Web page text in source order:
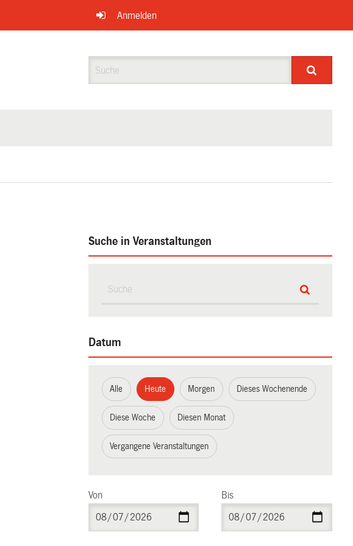
Anmelden
Suche in Veranstaltungen
Datum
Alle Heute Morgen Dieses Wochenende
Diese Woche Diesen Monat
Vergangene Veranstaltungen
Von Bis